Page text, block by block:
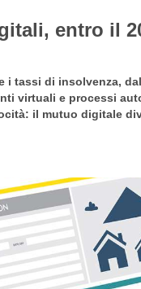
entro il
i tassi di insolvenza,
virtuali e processi
il mutuo digitale